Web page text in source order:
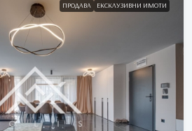
ПРОДАВА ЕКСКЛУЗИВНИ ИМОТИ